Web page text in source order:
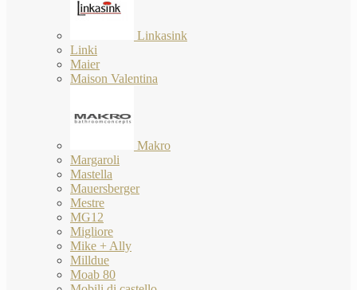
Linkasink
Linki
Maier
Maison Valentina
Makro
Margaroli
Mastella
Mauersberger
Mestre
MG12
Migliore
Mike + Ally
Milldue
Moab 80